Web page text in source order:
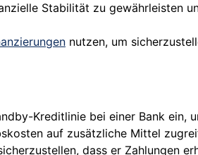
Stabilität zu gewährleisten
nutzen, um
Kreditlinie bei einer Bank ein,
auf zusätzliche Mittel
dass er Zahlungen